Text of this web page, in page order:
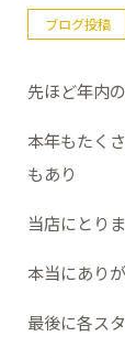
ブログ投稿
先ほど年内
本年もたく
もあり
当店にとり
本当にあり
最後に各ス